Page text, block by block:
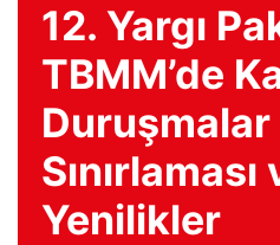
12. Yargı
TBMM’de
Duruşmalar
Sınırlaması
Yenilikler